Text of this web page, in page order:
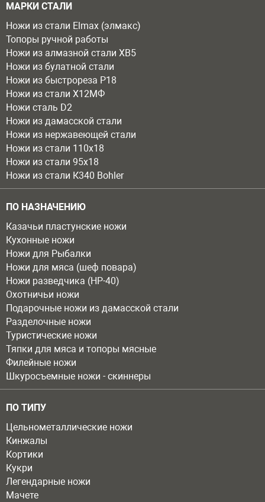
МАРКИ СТАЛИ
Ножи из стали Elmax (элмакс)
Топоры ручной работы
Ножи из алмазной стали ХВ5
Ножи из булатной стали
Ножи из быстрореза Р18
Ножи из стали Х12МФ
Ножи сталь D2
Ножи из дамасской стали
Ножи из нержавеющей стали
Ножи из стали 110х18
Ножи из стали 95х18
Ножи из стали К340 Bohler
ПО НАЗНАЧЕНИЮ
Казачьи пластунские ножи
Кухонные ножи
Ножи для Рыбалки
Ножи для мяса (шеф повара)
Ножи разведчика (НР-40)
Охотничьи ножи
Подарочные ножи из дамасской стали
Разделочные ножи
Туристические ножи
Тяпки для мяса и топоры мясные
Филейные ножи
Шкуросъемные ножи - скиннеры
ПО ТИПУ
Цельнометаллические ножи
Кинжалы
Кортики
Кукри
Легендарные ножи
Мачете